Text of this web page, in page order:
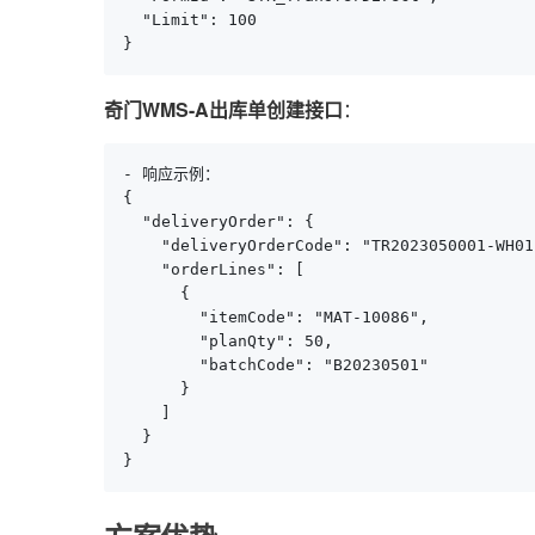
  "Limit": 100
}
奇门WMS-A出库单创建接口：
- 响应示例：
{
  "deliveryOrder": {
"deliveryOrderCode": "TR2023050001-
    "orderLines": [
      {
        "itemCode": "MAT-10086",
        "planQty": 50,
        "batchCode": "B20230501"
      }
    ]
  }
}